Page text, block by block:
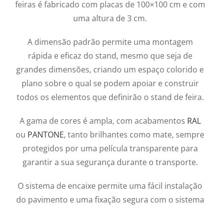
feiras é fabricado com placas de 100×100 cm e com
uma altura de 3 cm.
A dimensão padrão permite uma montagem
rápida e eficaz do stand, mesmo que seja de
grandes dimensões, criando um espaço colorido e
plano sobre o qual se podem apoiar e construir
todos os elementos que definirão o stand de feira.
A gama de cores é ampla, com acabamentos RAL
ou PANTONE, tanto brilhantes como mate, sempre
protegidos por uma película transparente para
garantir a sua segurança durante o transporte.
O sistema de encaixe permite uma fácil instalação
do pavimento e uma fixação segura com o sistema